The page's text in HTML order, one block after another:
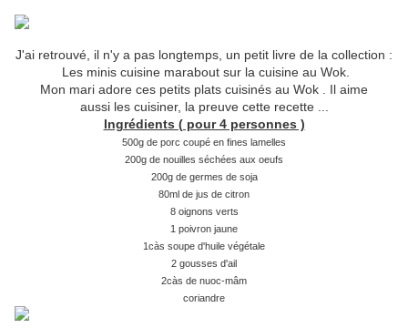
J'ai retrouvé, il n'y a pas longtemps, un petit livre de la collection :
Les minis cuisine marabout sur la cuisine au Wok.
Mon mari adore ces petits plats cuisinés au Wok . Il aime
aussi les cuisiner, la preuve cette recette ...
Ingrédients ( pour 4 personnes )
500g de porc coupé en fines lamelles
200g de nouilles séchées aux oeufs
200g de germes de soja
80ml de jus de citron
8 oignons verts
1 poivron jaune
1càs soupe d'huile végétale
2 gousses d'ail
2càs de nuoc-mâm
coriandre